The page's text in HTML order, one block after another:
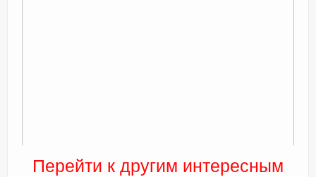
Перейти к другим интересным